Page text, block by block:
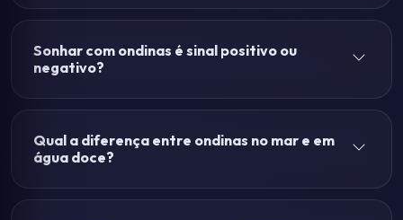
Sonhar com ondinas é sinal positivo ou
negativo?
Qual a diferença entre ondinas no mar e em
água doce?